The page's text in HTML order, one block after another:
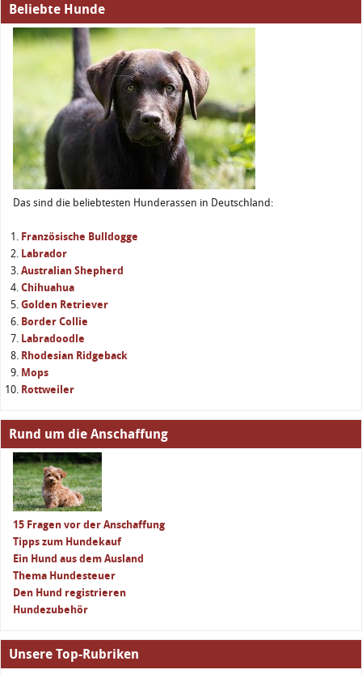
Beliebte Hunde
Das sind die beliebtesten Hunderassen in Deutschland:
Französische Bulldogge
Labrador
Australian Shepherd
Chihuahua
Golden Retriever
Border Collie
Labradoodle
Rhodesian Ridgeback
Mops
Rottweiler
Rund um die Anschaffung
15 Fragen vor der Anschaffung
Tipps zum Hundekauf
Ein Hund aus dem Ausland
Thema Hundesteuer
Den Hund registrieren
Hundezubehör
Unsere Top-Rubriken